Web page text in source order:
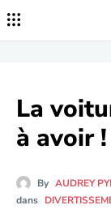
La
à avoir !
By AUDREY
dans